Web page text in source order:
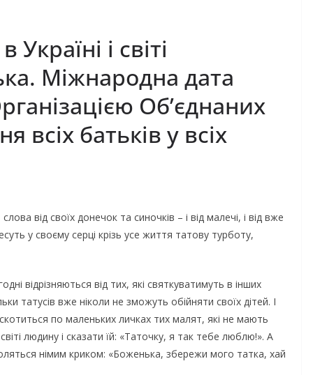
і світі
Міжнародна дата
Об’єднаних
всіх батьків у всіх
від своїх донечок та синочків – і від малечі, і від вже
у своєму серці крізь усе життя татову турботу,
відрізняються від тих, які святкуватимуть в інших
татусів вже ніколи не зможуть обійняти своїх дітей. І
скотиться по маленьких личках тих малят, які не мають
людину і сказати їй: «Таточку, я так тебе люблю!». А
німим криком: «Боженька, збережи мого татка, хай